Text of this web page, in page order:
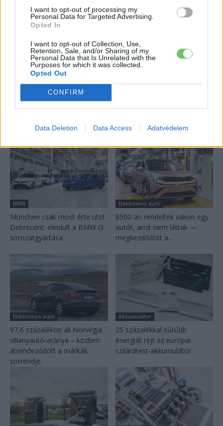
I want to opt-out of processing my
Personal Data for Targeted Advertising.
Opted In
I want to opt-out of Collection, Use,
Retention, Sale, and/or Sharing of my
Personal Data that Is Unrelated with the
Purposes for which it was collected.
Opted Out
CONFIRM
Data Deletion Data Access Adatvédelem
2026-08-04
Az Audi letarolta saját rekordjait — készül
minden idők leghatékonyabb villanyautója
2026-08-04
BMW
München csak most érte utol
Debrecent: elindult a BMW i3
sorozatgyártása
Elektromos autó
8500-an rendeltek vakon egy
autót, amit nem láttak —
megkezdődött a...
Elektromos autó
97,6 százalékon áll Norvégia
villanyautó-aránya – közben
átrendeződött a márkák
sorrendje
Akkumulátor
25 százalékkal sűrűbb
energiát rejt az európai
szilárdtest-akkumulátor